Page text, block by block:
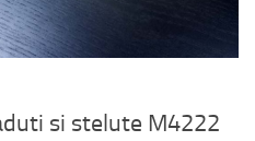
si stelute M4222